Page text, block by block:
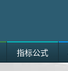
指标公式